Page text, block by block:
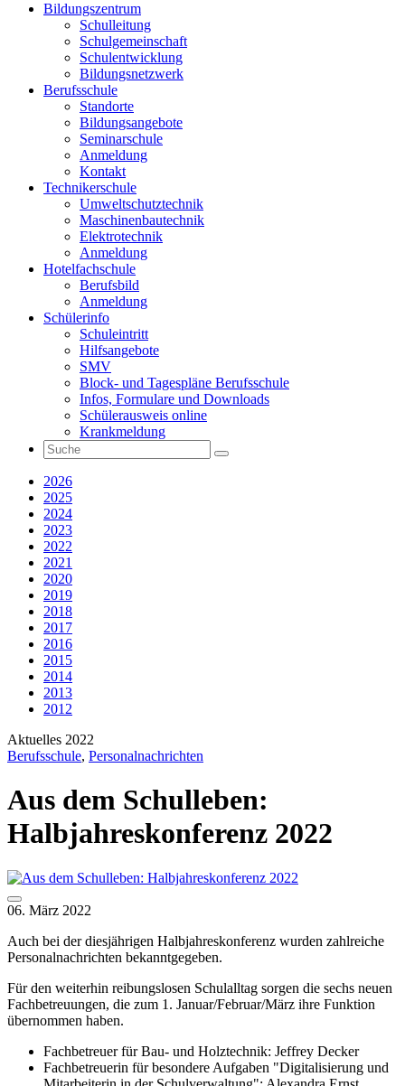
Bildungszentrum
Schulleitung
Schulgemeinschaft
Schulentwicklung
Bildungsnetzwerk
Berufsschule
Standorte
Bildungsangebote
Seminarschule
Anmeldung
Kontakt
Technikerschule
Umweltschutztechnik
Maschinenbautechnik
Elektrotechnik
Anmeldung
Hotelfachschule
Berufsbild
Anmeldung
Schülerinfo
Schuleintritt
Hilfsangebote
SMV
Block- und Tagespläne Berufsschule
Infos, Formulare und Downloads
Schülerausweis online
Krankmeldung
2026
2025
2024
2023
2022
2021
2020
2019
2018
2017
2016
2015
2014
2013
2012
Aktuelles 2022
Berufsschule, Personalnachrichten
Aus dem Schulleben:
Halbjahreskonferenz 2022
06. März 2022
Auch bei der diesjährigen Halbjahreskonferenz wurden zahlreiche
Personalnachrichten bekanntgegeben.
Für den weiterhin reibungslosen Schulalltag sorgen die sechs neuen
Fachbetreuungen, die zum 1. Januar/Februar/März ihre Funktion
übernommen haben.
Fachbetreuer für Bau- und Holztechnik: Jeffrey Decker
Fachbetreuerin für besondere Aufgaben "Digitalisierung und